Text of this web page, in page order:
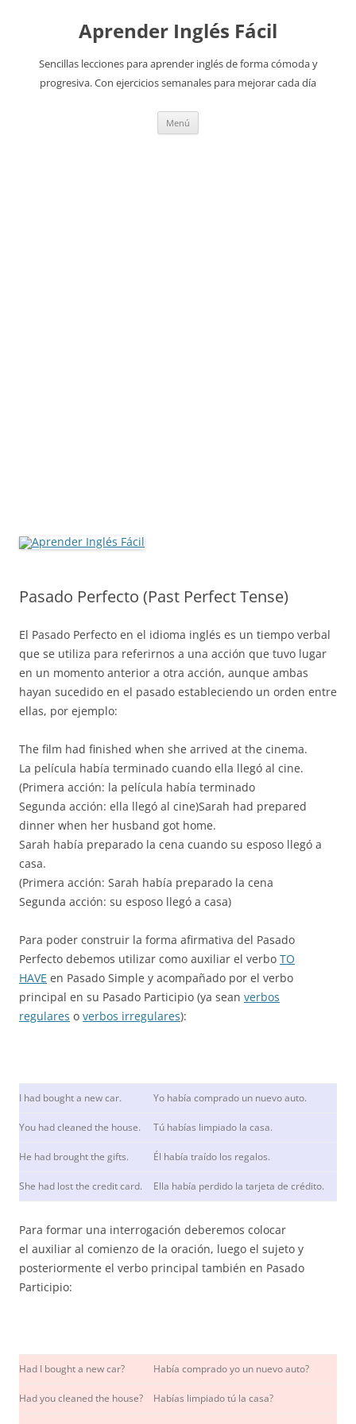
Aprender Inglés Fácil
Sencillas lecciones para aprender inglés de forma cómoda y
progresiva. Con ejercicios semanales para mejorar cada día
Menú
Pasado Perfecto (Past Perfect Tense)
El Pasado Perfecto en el idioma inglés es un tiempo verbal
que se utiliza para referirnos a una acción que tuvo lugar
en un momento anterior a otra acción, aunque ambas
hayan sucedido en el pasado estableciendo un orden entre
ellas, por ejemplo:
The film had finished when she arrived at the cinema.
La película había terminado cuando ella llegó al cine.
(Primera acción: la película había terminado
Segunda acción: ella llegó al cine)Sarah had prepared
dinner when her husband got home.
Sarah había preparado la cena cuando su esposo llegó a
casa.
(Primera acción: Sarah había preparado la cena
Segunda acción: su esposo llegó a casa)
Para poder construir la forma afirmativa del Pasado
Perfecto debemos utilizar como auxiliar el verbo TO
HAVE en Pasado Simple y acompañado por el verbo
principal en su Pasado Participio (ya sean verbos
regulares o verbos irregulares):
I had bought a new car. Yo había comprado un nuevo auto.
You had cleaned the house. Tú habías limpiado la casa.
He had brought the gifts. Él había traído los regalos.
She had lost the credit card. Ella había perdido la tarjeta de crédito.
Para formar una interrogación deberemos colocar
el auxiliar al comienzo de la oración, luego el sujeto y
posteriormente el verbo principal también en Pasado
Participio:
Had I bought a new car? Había comprado yo un nuevo auto?
Had you cleaned the house? Habías limpiado tú la casa?